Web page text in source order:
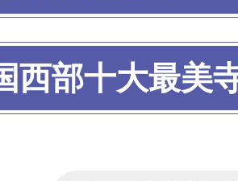
西部十大最美